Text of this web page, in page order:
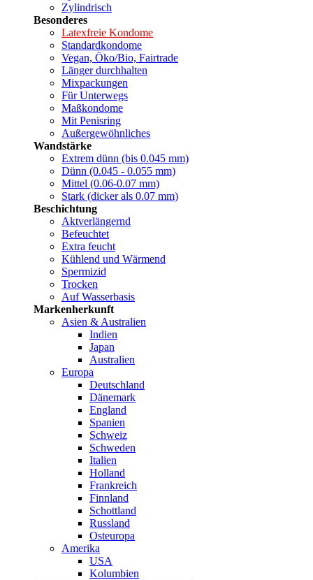
Zylindrisch
Besonderes
Latexfreie Kondome
Standardkondome
Vegan, Öko/Bio, Fairtrade
Länger durchhalten
Mixpackungen
Für Unterwegs
Maßkondome
Mit Penisring
Außergewöhnliches
Wandstärke
Extrem dünn (bis 0.045 mm)
Dünn (0.045 - 0.055 mm)
Mittel (0.06-0.07 mm)
Stark (dicker als 0.07 mm)
Beschichtung
Aktverlängernd
Befeuchtet
Extra feucht
Kühlend und Wärmend
Spermizid
Trocken
Auf Wasserbasis
Markenherkunft
Asien & Australien
Indien
Japan
Australien
Europa
Deutschland
Dänemark
England
Spanien
Schweiz
Schweden
Italien
Holland
Frankreich
Finnland
Schottland
Russland
Osteuropa
Amerika
USA
Kolumbien